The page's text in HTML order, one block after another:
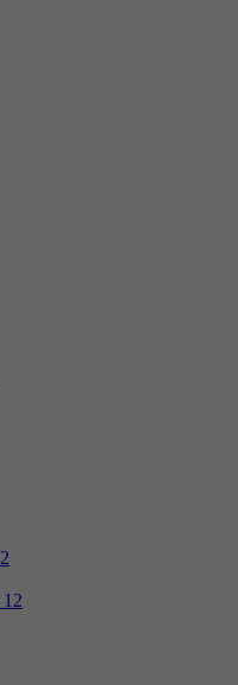
2
12